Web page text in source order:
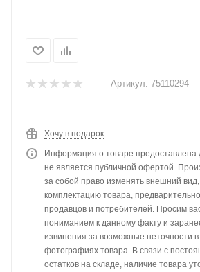
Артикул: 75110294
Хочу в подарок
Информация о товаре предоставлена
не является публичной офертой.
за собой право изменять внешний вид,
комплектацию товара,
продавцов и потребителей. Просим
пониманием к данному факту и
извинения за возможные неточности
фотографиях товара. В связи с
остатков на складе, наличие товара